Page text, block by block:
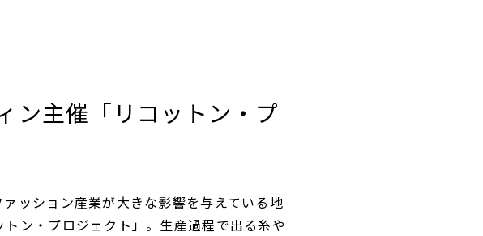
ン主催「リコットン・プ
ッション産業が大きな影響を与えている地
ン・プロジェクト」。生産過程で出る糸や